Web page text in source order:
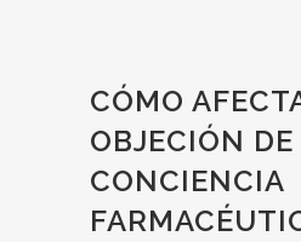
CÓMO
OBJECIÓN DE
CONCIENCIA